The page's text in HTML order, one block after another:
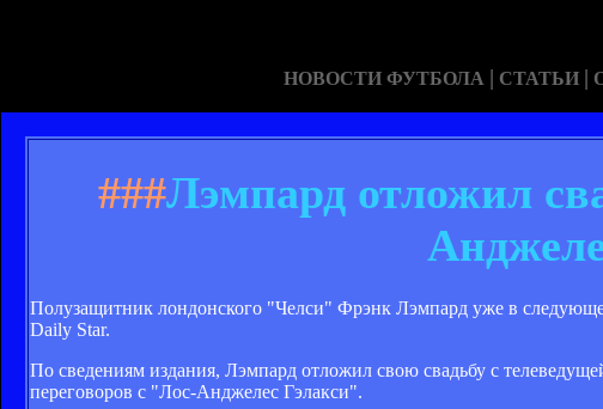
НОВОСТИ ФУТБОЛА | СТАТЬИ |
###Лэмпард отложил
Полузащитник лондонского "Челси" Фрэнк Лэмпард уже в
Daily Star.
По сведениям издания, Лэмпард отложил свою свадьбу с
переговоров с "Лос-Анджелес Гэлакси".